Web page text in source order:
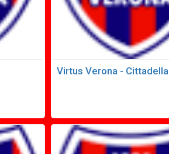
Virtus Verona - Cittadella